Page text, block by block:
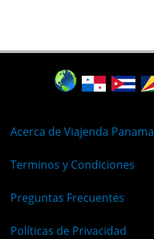
Acerca de Viajenda Panama
Terminos y Condiciones
Preguntas Frecuentes
Políticas de Privacidad